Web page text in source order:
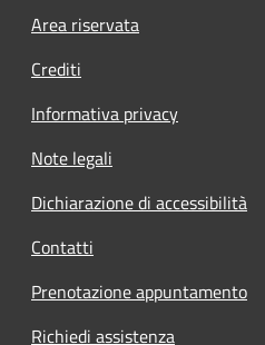
Footer menu
Area riservata
Crediti
Informativa privacy
Note legali
Dichiarazione di accessibilità
Contatti
Prenotazione appuntamento
Richiedi assistenza